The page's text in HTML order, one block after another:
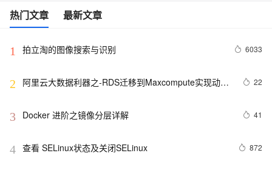
热门文章 最新文章
1 拍立淘的图像搜索与识别 6033
2
阿里云大数据利器之-RDS迁移到Maxcompute实现动态
22
3 Docker 进阶之镜像分层详解 41
4 查看 SELinux状态及关闭SELinux 872